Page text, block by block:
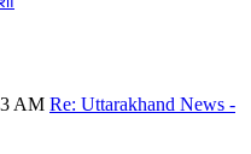
AM Re: Uttarakhand News -